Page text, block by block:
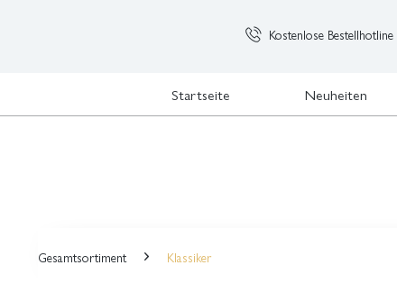
Kostenlose Bestellhotline
Startseite Neuheiten
Gesamtsortiment Klassiker